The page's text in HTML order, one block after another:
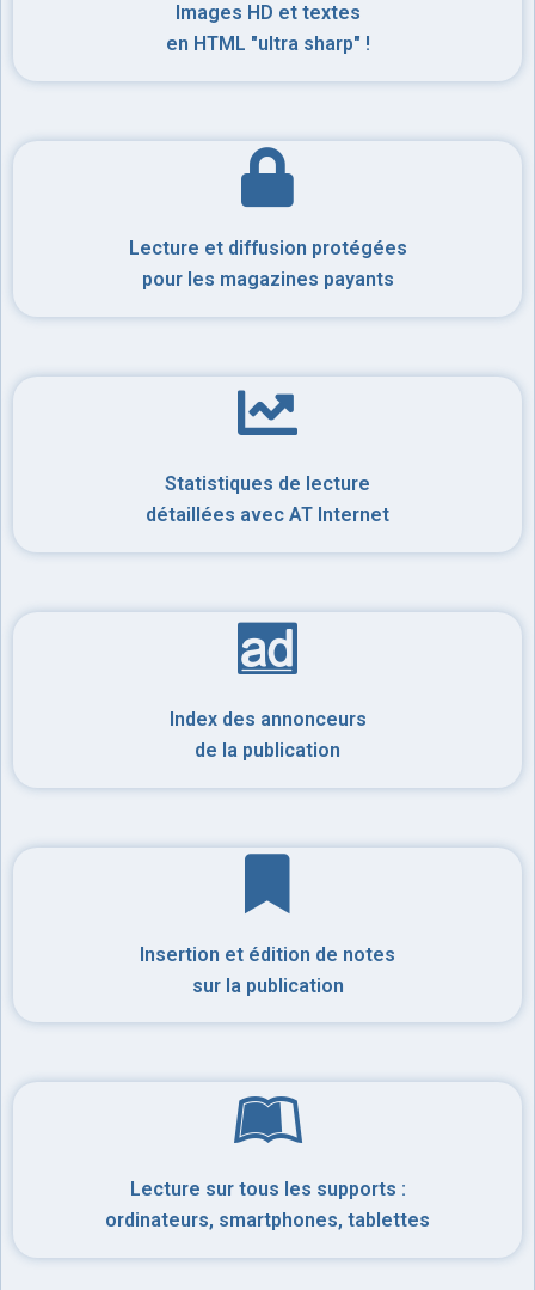
Images HD et textes
en HTML "ultra sharp" !
Lecture et diffusion protégées
pour les magazines payants
Statistiques de lecture
détaillées avec AT Internet
Index des annonceurs
de la publication
Insertion et édition de notes
sur la publication
Lecture sur tous les supports :
ordinateurs, smartphones, tablettes